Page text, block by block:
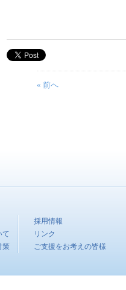
« 前へ
て
策
採用情報
リンク
ご支援をお考えの皆様